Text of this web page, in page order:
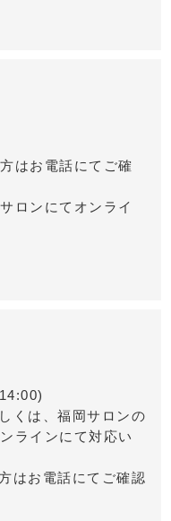
はお電話にてご確
ロンにてオンライ
くは、福岡サロンの
ラインにて対応い
はお電話にてご確認